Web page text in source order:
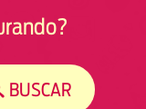
BUSCAR